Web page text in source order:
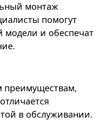
монтаж
помогут
и обеспечат
преимуществам,
в обслуживании.